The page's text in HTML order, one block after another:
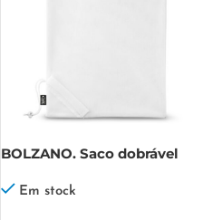
BOLZANO. Saco dobrável
reciclado (100% rPET)
Em stock